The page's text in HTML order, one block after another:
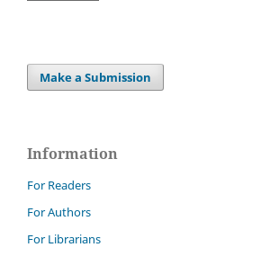
Make a Submission
Information
For Readers
For Authors
For Librarians